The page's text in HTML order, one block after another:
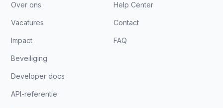
Over ons
Vacatures
Impact
Beveiliging
Developer docs
API-referentie
Help Center
Contact
FAQ